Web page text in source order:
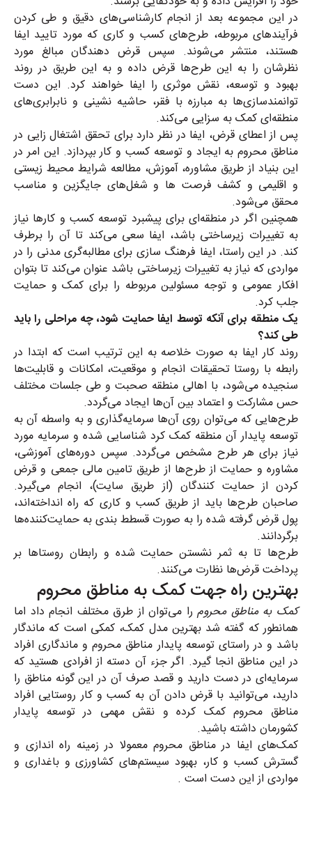
در این مجموعه بعد از انجام کارشناسی‌های دقیق و طی کردن
فرآیندهای مربوطه، طرح‌های کسب و کاری که مورد تایید ایفا
هستند، منتشر می‌شوند. سپس قرض دهندگان مبالغ مورد
نظرشان را به این طرح‌ها قرض داده و به این طریق در روند
بهبود و توسعه، نقش موثری را ایفا خواهند کرد. این دست
توانمندسازی‌ها به مبارزه‌ با فقر، حاشیه نشینی و نابرابری‌های
منطقه‌ای کمک به سزایی می‌کند.
پس از اعطای قرض، ایفا در نظر دارد برای تحقق اشتغال زایی در
مناطق محروم به ایجاد و توسعه کسب و کار بپردازد. این امر در
این بنیاد از طریق مشاوره، آموزش، مطالعه شرایط محیط زیستی
و اقلیمی و کشف فرصت ها و شغل‌های جایگزین و مناسب
محقق می‌شود.
همچنین اگر در منطقه‌ای برای پیشبرد توسعه کسب و کارها نیاز
به تغییرات زیرساختی باشد، ایفا سعی می‌کند تا آن را برطرف
کند. در این راستا، ایفا فرهنگ سازی برای مطالبه‌گری مدنی را در
مواردی که نیاز به تغییرات زیرساختی باشد عنوان می‌کند تا بتوان
افکار عمومی و توجه مسئولین مربوطه را برای کمک و حمایت
جلب کرد.
یک منطقه برای آنکه توسط ایفا حمایت شود، چه مراحلی را باید
طی کند؟
روند کار ایفا به صورت خلاصه به این ترتیب است که ابتدا در
رابطه با روستا تحقیقات انجام و موقعیت، امکانات و قابلیت‌ها
سنجیده می‌شود، با اهالی منطقه صحبت و طی جلسات مختلف
حس مشارکت و اعتماد بین آن‌ها ایجاد می‌گردد.
طرح‌هایی که می‌توان روی آن‌ها سرمایه‌گذاری و به واسطه آن به
توسعه پایدار آن منطقه کمک کرد شناسایی شده و سرمایه مورد
نیاز برای هر طرح مشخص می‌گردد. سپس دوره‌های آموزشی،
مشاوره و حمایت از طرح‌ها از طریق تامین مالی جمعی و قرض
کردن از حمایت کنندگان (از طریق سایت)، انجام می‌گیرد.
صاحبان طرح‌ها باید از طریق کسب و کاری که راه انداخته‌اند،
پول قرض گرفته شده را به صورت قسطط بندی به حمایت‌کننده‌ها
برگردانند.
طرح‌ها تا به ثمر نشستن حمایت شده و رابطان روستاها بر
پرداخت قرض‌ها نظارت می‌کنند.
بهترین راه جهت کمک به مناطق محروم
کمک به مناطق محروم را می‌توان از طرق مختلف انجام داد اما
همانطور که گفته شد بهترین مدل کمک، کمکی است که ماندگار
باشد و در راستای توسعه پایدار مناطق محروم و ماندگاری افراد
در این مناطق انجا گیرد. اگر جزء آن دسته از افرادی هستید که
سرمایه‌ای در دست دارید و قصد صرف آن در این گونه مناطق را
دارید، می‌توانید با قرض دادن آن به کسب و کار روستایی افراد
مناطق محروم کمک کرده و نقش مهمی در توسعه پایدار
کشورمان داشته باشید.
کمک‌های ایفا در مناطق محروم معمولا در زمینه راه اندازی و
گسترش کسب و کار، بهبود سیستم‌های کشاورزی و باغداری و
مواردی از این دست است .